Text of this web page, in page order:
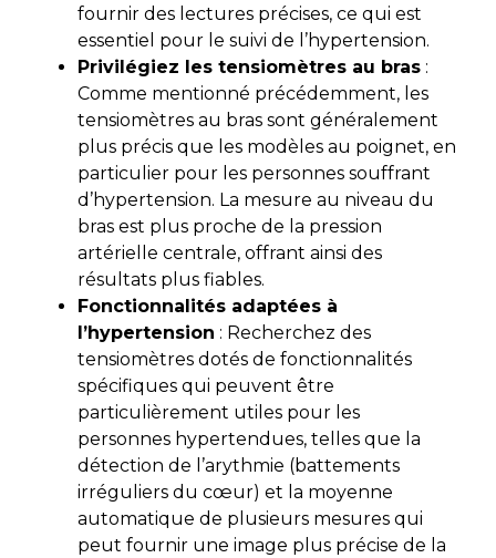
fournir des lectures précises, ce qui est
essentiel pour le suivi de l’hypertension.
Privilégiez les tensiomètres au bras :
Comme mentionné précédemment, les
tensiomètres au bras sont généralement
plus précis que les modèles au poignet, en
particulier pour les personnes souffrant
d’hypertension. La mesure au niveau du
bras est plus proche de la pression
artérielle centrale, offrant ainsi des
résultats plus fiables.
Fonctionnalités adaptées à
l’hypertension : Recherchez des
tensiomètres dotés de fonctionnalités
spécifiques qui peuvent être
particulièrement utiles pour les
personnes hypertendues, telles que la
détection de l’arythmie (battements
irréguliers du cœur) et la moyenne
automatique de plusieurs mesures qui
peut fournir une image plus précise de la